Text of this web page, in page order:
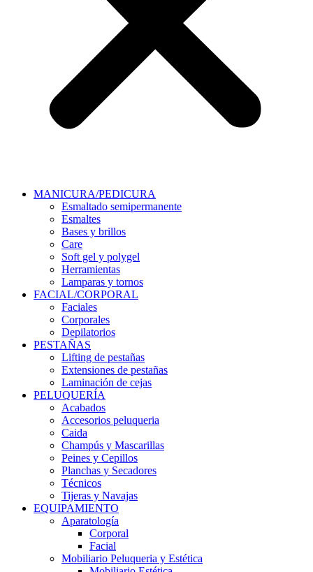
MANICURA/PEDICURA
Esmaltado semipermanente
Esmaltes
Bases y brillos
Care
Soft gel y polygel
Herramientas
Lamparas y tornos
FACIAL/CORPORAL
Faciales
Corporales
Depilatorios
PESTAÑAS
Lifting de pestañas
Extensiones de pestañas
Laminación de cejas
PELUQUERÍA
Acabados
Accesorios peluqueria
Caida
Champús y Mascarillas
Peines y Cepillos
Planchas y Secadores
Técnicos
Tijeras y Navajas
EQUIPAMIENTO
Aparatología
Corporal
Facial
Mobiliario Peluqueria y Estética